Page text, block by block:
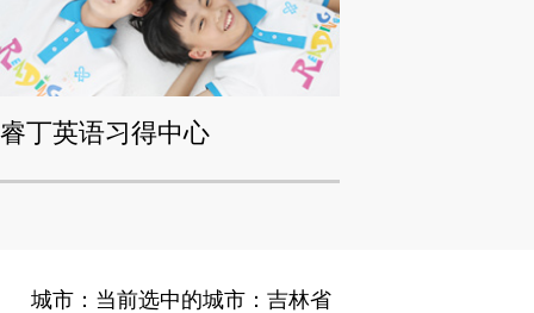
睿丁英语习得中心
城市：当前选中的城市： 吉林省